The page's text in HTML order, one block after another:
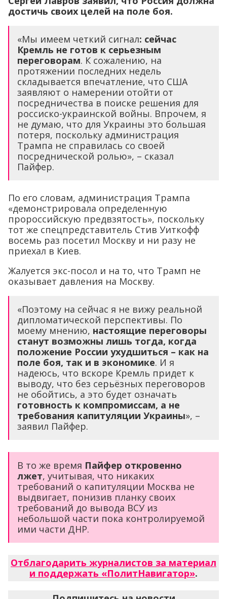
достичь своих целей на поле боя.
«Мы имеем четкий сигнал: сейчас
Кремль не готов к серьезным
переговорам. К сожалению, на
протяжении последних недель
складывается впечатление, что США
заявляют о намерении отойти от
посредничества в поиске решения для
россиско-украинской войны. Впрочем, я
не думаю, что для Украины это большая
потеря, поскольку администрация
Трампа не справилась со своей
посреднической ролью», – сказал
Пайфер.
По его словам, администрация Трампа
«демонстрировала определенную
пророссийскую предвзятость», поскольку
тот же спецпредставитель Стив Уиткофф
восемь раз посетил Москву и ни разу не
приехал в Киев.
Жалуется экс-посол и на то, что Трамп не
оказывает давления на Москву.
«Поэтому на сейчас я не вижу реальной
дипломатической перспективы. По
моему мнению, настоящие переговоры
станут возможны лишь тогда, когда
положение России ухудшиться – как на
поле боя, так и в экономике. И я
надеюсь, что вскоре Кремль придет к
выводу, что без серьёзных переговоров
не обойтись, а это будет означать
готовность к компромиссам, а не
требования капитуляции Украины», –
заявил Пайфер.
В то же время Пайфер откровенно
лжет, учитывая, что никаких
требований о капитуляции Москва не
выдвигает, понизив планку своих
требований до вывода ВСУ из
небольшой части пока контролируемой
ими части ДНР.
Отблагодарить журналистов за материал
и поддержать «ПолитНавигатор».